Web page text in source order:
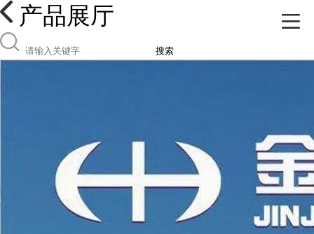
产品展厅
搜索